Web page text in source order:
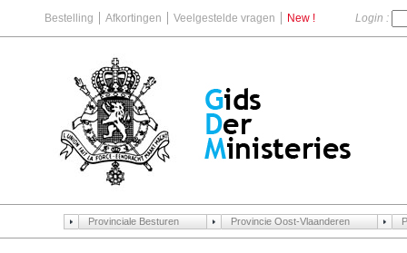
Bestelling Afkortingen Veelgestelde vragen New ! Login :
Provinciale Besturen Provincie Oost-Vlaanderen